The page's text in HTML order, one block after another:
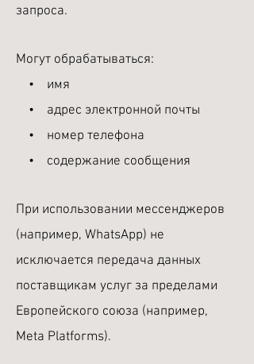
запроса.
Могут обрабатываться:
• имя
• адрес электронной почты
• номер телефона
• содержание сообщения
При использовании мессенджеров
(например, WhatsApp) не
исключается передача данных
поставщикам услуг за пределами
Европейского союза (например,
Meta Platforms).